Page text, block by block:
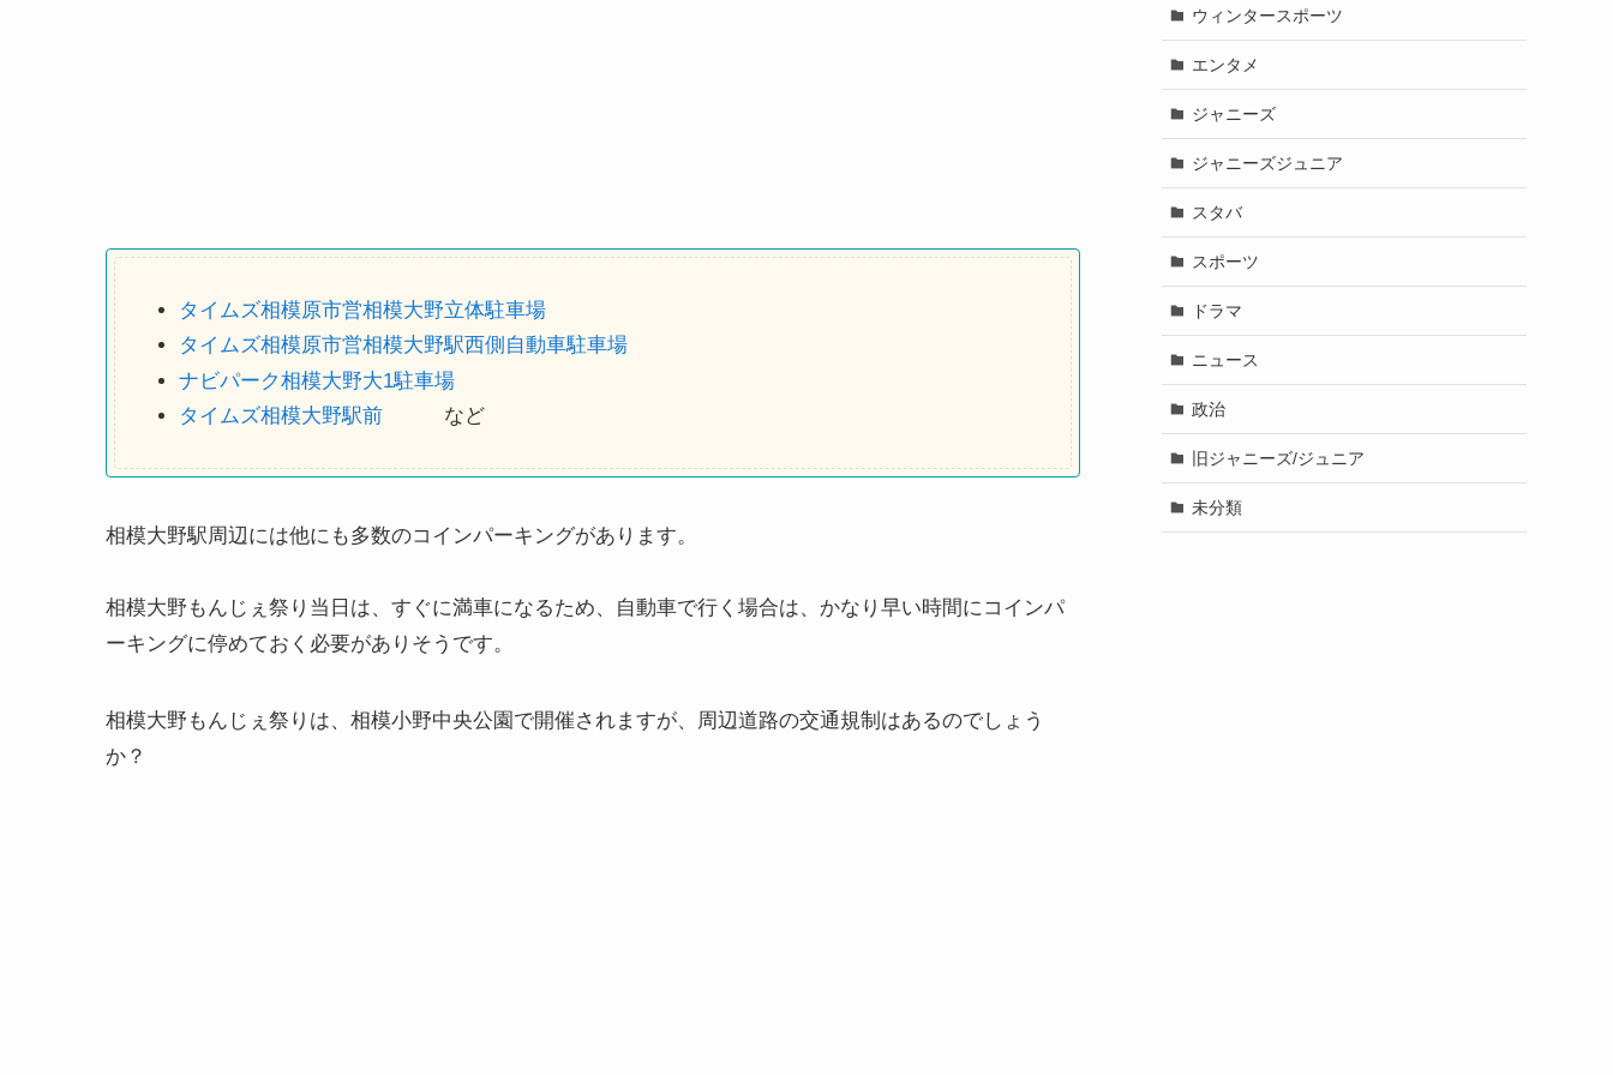
タイムズ相模原市営相模大野立体駐車場
タイムズ相模原市営相模大野駅西側自動車駐車場
ナビパーク相模大野大1駐車場
タイムズ相模大野駅前など
相模大野駅周辺には他にも多数のコインパーキングがあります。
相模大野もんじぇ祭り当日は、すぐに満車になるため、自動車で行く場合は、かなり早い時間にコインパ
ーキングに停めておく必要がありそうです。
相模大野もんじぇ祭りは、相模小野中央公園で開催されますが、周辺道路の交通規制はあるのでしょう
か？
ウィンタースポーツ
エンタメ
ジャニーズ
ジャニーズジュニア
スタバ
スポーツ
ドラマ
ニュース
政治
旧ジャニーズ/ジュニア
未分類